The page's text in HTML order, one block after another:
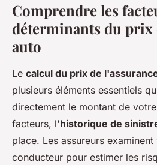
Comprendre les
déterminants du prix
auto
Le calcul du prix de
plusieurs éléments essentiels
directement le montant de
facteurs, l'historique de
place. Les assureurs
conducteur pour estimer les